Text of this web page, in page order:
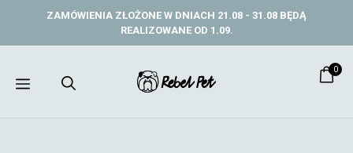
ZAMÓWIENIA ZŁOŻONE W DNIACH 21.08 - 31.08 BĘDĄ
REALIZOWANE OD 1.09.
Menu
0